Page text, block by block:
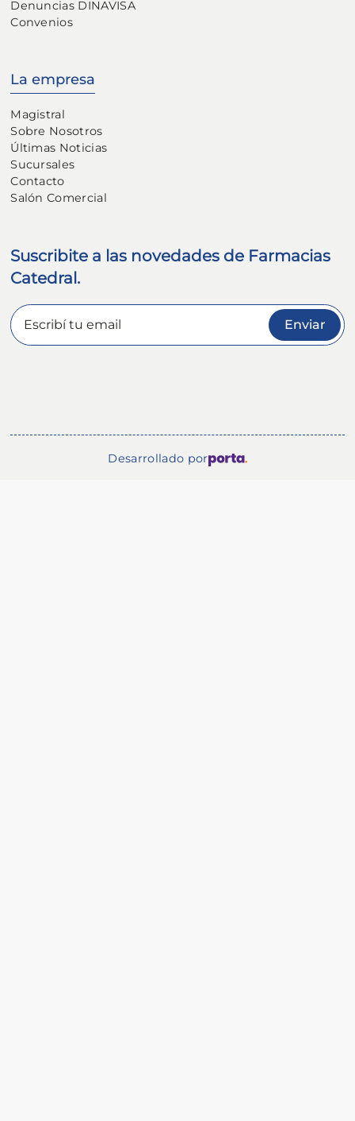
Denuncias DINAVISA
Convenios
La empresa
Magistral
Sobre Nosotros
Últimas Noticias
Sucursales
Contacto
Salón Comercial
Suscribite a las novedades de Farmacias
Catedral.
Enviar
Desarrollado por